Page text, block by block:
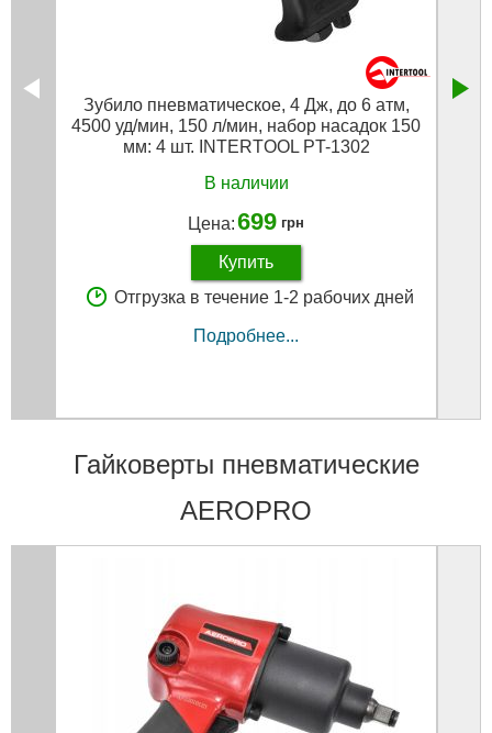
Зубило пневматическое, 4 Дж, до 6 атм,
4500 уд/мин, 150 л/мин, набор насадок 150
мм: 4 шт. INTERTOOL PT-1302
В наличии
Цена:699 грн
Купить
Отгрузка в течение 1-2 рабочих дней
Подробнее...
Гайковерты пневматические
AEROPRO